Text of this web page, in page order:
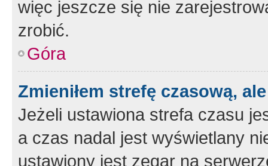
więc jeszcze się nie
zrobić.
Góra
Zmieniłem strefę czasową,
Jeżeli ustawiona strefa czasu
a czas nadal jest wyświetlany
ustawiony jest zegar na